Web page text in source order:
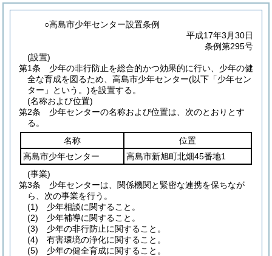
○高島市少年センター設置条例
平成17年3月30日
条例第295号
(設置)
第1条
少年の非行防止を総合的かつ効果的に行い、少年の健
全な育成を図るため、高島市少年センター(以下「少年セン
ター」という。)を設置する。
(名称および位置)
第2条
少年センターの名称および位置は、次のとおりとす
る。
名称
位置
高島市少年センター
高島市新旭町北畑45番地1
(事業)
第3条
少年センターは、関係機関と緊密な連携を保ちなが
ら、次の事業を行う。
(1)
少年相談に関すること。
(2)
少年補導に関すること。
(3)
少年の非行防止に関すること。
(4)
有害環境の浄化に関すること。
(5)
少年の健全育成に関すること。